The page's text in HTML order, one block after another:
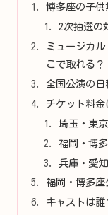
博多座の子供
2次抽選の
ミュージカ
こで取れる？
全国公演の日
チケット料金
埼玉・東
福岡・博
兵庫・愛
福岡・博多座
キャストは